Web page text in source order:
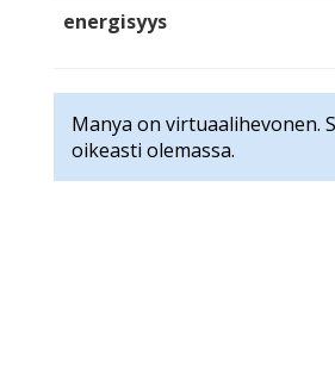
energisyys
Manya on virtuaalihevonen.
oikeasti olemassa.